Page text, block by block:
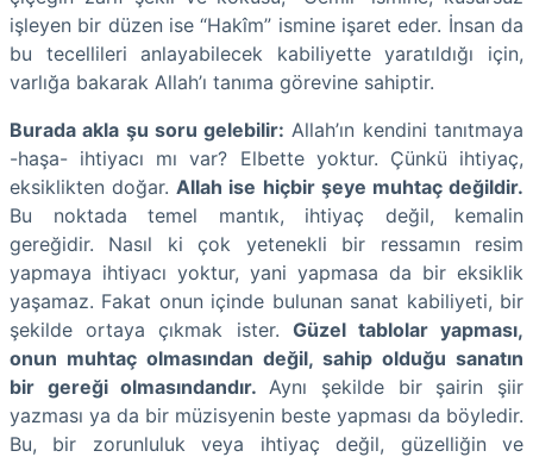
işleyen bir düzen ise “Hakîm” ismine işaret eder. İnsan da
bu tecellileri anlayabilecek kabiliyette yaratıldığı için,
varlığa bakarak Allah’ı tanıma görevine sahiptir.
Burada akla şu soru gelebilir: Allah’ın kendini tanıtmaya
-haşa- ihtiyacı mı var? Elbette yoktur. Çünkü ihtiyaç,
eksiklikten doğar. Allah ise hiçbir şeye muhtaç değildir.
Bu noktada temel mantık, ihtiyaç değil, kemalin
gereğidir. Nasıl ki çok yetenekli bir ressamın resim
yapmaya ihtiyacı yoktur, yani yapmasa da bir eksiklik
yaşamaz. Fakat onun içinde bulunan sanat kabiliyeti, bir
şekilde ortaya çıkmak ister. Güzel tablolar yapması,
onun muhtaç olmasından değil, sahip olduğu sanatın
bir gereği olmasındandır. Aynı şekilde bir şairin şiir
yazması ya da bir müzisyenin beste yapması da böyledir.
Bu, bir zorunluluk veya ihtiyaç değil, güzelliğin ve